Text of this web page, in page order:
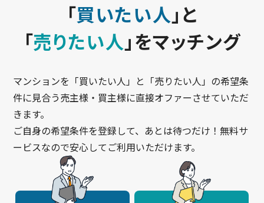
「買いたい人」と
「売りたい人」をマッチング
マンションを「買いたい人」と「売りたい人」の希望条
件に見合う売主様・買主様に直接オファーさせていただ
きます。
ご自身の希望条件を登録して、あとは待つだけ！無料サ
ービスなので安心してご利用いただけます。